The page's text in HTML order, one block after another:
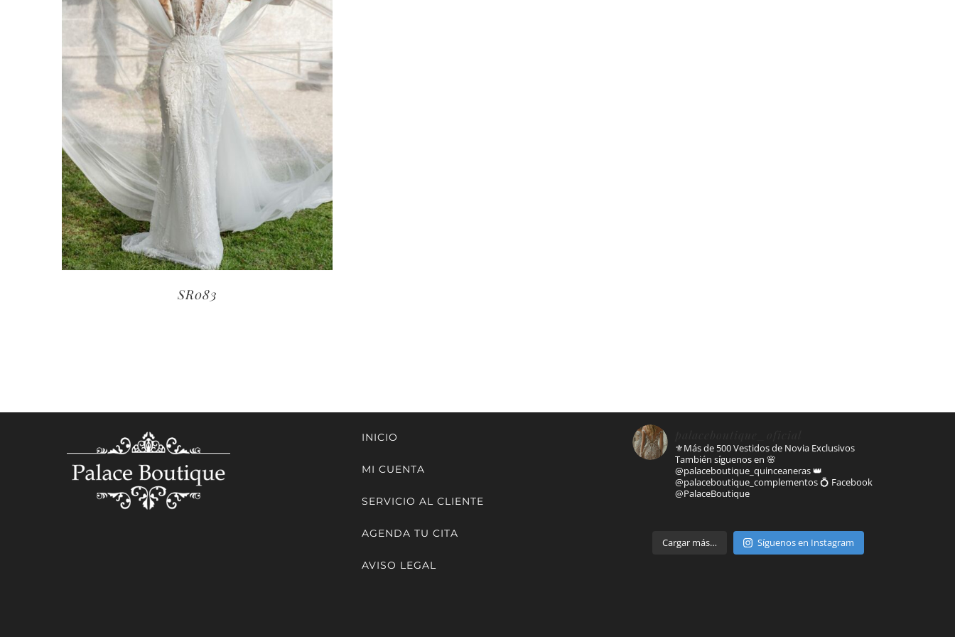
SR083
INICIO
MI CUENTA
SERVICIO AL CLIENTE
AGENDA TU CITA
AVISO LEGAL
⚜️Más de 500 Vestidos de Novia Exclusivos
También síguenos en 🌸
@palaceboutique_quinceaneras👑
@palaceboutique_complementos💍 Facebook
@PalaceBoutique
Parte de
Cargar más… Síguenos en Instagram